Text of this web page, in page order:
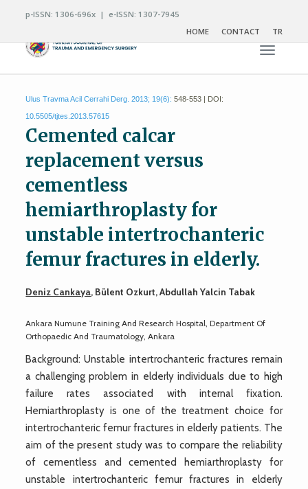
p-ISSN: 1306-696x | e-ISSN: 1307-7945
HOME
CONTACT TR
Toggle
Ulus Travma Acil Cerrahi Derg. 2013; 19(6): 548-553 | DOI:
10.5505/tjtes.2013.57615
Cemented calcar
replacement versus
cementless
hemiarthroplasty for
unstable intertrochanteric
femur fractures in elderly.
Deniz Cankaya, Bülent Ozkurt, Abdullah Yalcin Tabak
Ankara Numune Training And Research Hospital, Department Of
Orthopaedic And Traumatology, Ankara
Background: Unstable intertrochanteric fractures remain
a challenging problem in elderly individuals due to high
failure rates associated with internal fixation.
Hemiarthroplasty is one of the treatment choice for
intertrochanteric femur fractures in elderly patients. The
aim of the present study was to compare the reliability
of cementless and cemented hemiarthroplasty for
unstable intertrochanteric femur fractures in elderly